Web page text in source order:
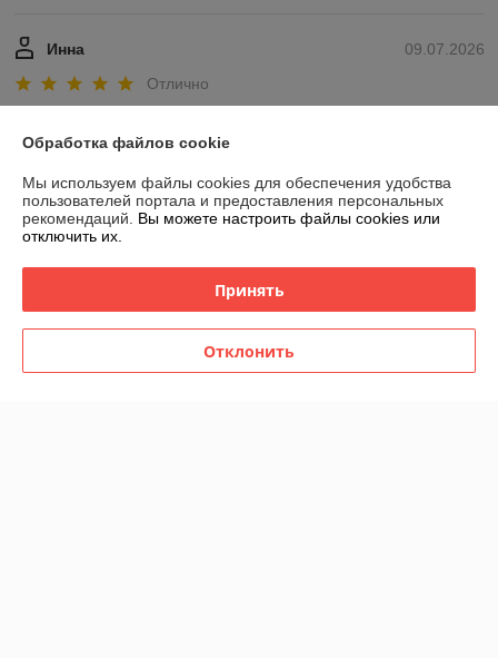
09.07.2026
Инна
Отлично
О нас
Доставка и оплата
Обработка файлов cookie
Мы используем файлы cookies для обеспечения удобства
пользователей портала и предоставления персональных
рекомендаций. Вы можете настроить файлы cookies или
отключить их.
Принять
Отклонить